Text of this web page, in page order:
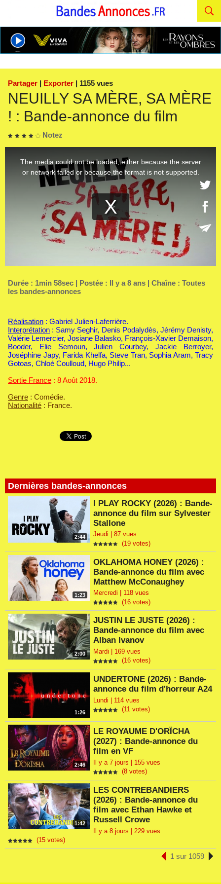
Partager | Exporter | 1155 vues
NEUILLY SA MÈRE, SA MÈRE
! : Bande-annonce du film
Notez
Dernières bandes-annonces
2:44
I PLAY ROCKY (2026) : Bande-
annonce du film sur Sylvester
Stallone
Jeudi | 87 vues
(19 votes)
1:23
OKLAHOMA HONEY (2026) :
Bande-annonce du film avec
Matthew McConaughey
Mercredi | 118 vues
(16 votes)
2:00
JUSTIN LE JUSTE (2026) :
Bande-annonce du film avec
Alban Ivanov
Mardi | 169 vues
(16 votes)
1:26
UNDERTONE (2026) : Bande-
annonce du film d'horreur A24
Lundi | 114 vues
(11 votes)
2:46
LE ROYAUME D'ORÏCHA
(2027) : Bande-annonce du
film en VF
Il y a 7 jours | 155 vues
(8 votes)
1:42
LES CONTREBANDIERS
(2026) : Bande-annonce du
film avec Ethan Hawke et
Russell Crowe
Il y a 8 jours | 229 vues
(15 votes)
1 sur 1059
Durée : 1min 58sec | Postée : Il y a 8 ans | Chaîne : Toutes
les bandes-annonces
Réalisation : Gabriel Julien-Laferrière.
Interprétation : Samy Seghir, Denis Podalydès, Jérémy Denisty,
Valérie Lemercier, Josiane Balasko, François-Xavier Demaison,
Booder, Elie Semoun, Julien Courbey, Jackie Berroyer,
Joséphine Japy, Farida Khelfa, Steve Tran, Sophia Aram, Tracy
Gotoas, Chloé Coulloud, Hugo Philip...
Sortie France : 8 Août 2018.
Genre : Comédie.
Nationalité : France.